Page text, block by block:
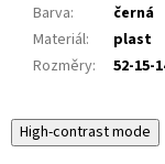
Barva:
černá
Materiál:
plast
Rozměry: 52-15-
High-contrast mode